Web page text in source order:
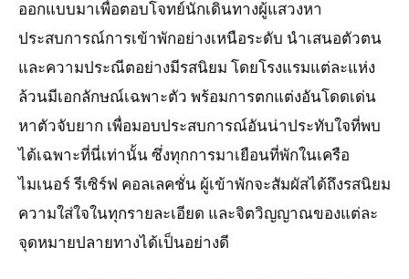
ออกแบบมาเพื่อตอบโจทย์นักเดินทางผู้แสวงหา
ประสบการณ์การเข้าพักอย่างเหนือระดับ นำเสนอตัวตน
และความประณีตอย่างมีรสนิยม โดยโรงแรมแต่ละแห่ง
ล้วนมีเอกลักษณ์เฉพาะตัว พร้อมการตกแต่งอันโดดเด่น
หาตัวจับยาก เพื่อมอบประสบการณ์อันน่าประทับใจที่พบ
ได้เฉพาะที่นี่เท่านั้น ซึ่งทุกการมาเยือนที่พักในเครือ
ไมเนอร์ รีเซิร์ฟ คอลเลคชั่น ผู้เข้าพักจะสัมผัสได้ถึงรสนิยม
ความใส่ใจในทุกรายละเอียด และจิตวิญญาณของแต่ละ
จุดหมายปลายทางได้เป็นอย่างดี